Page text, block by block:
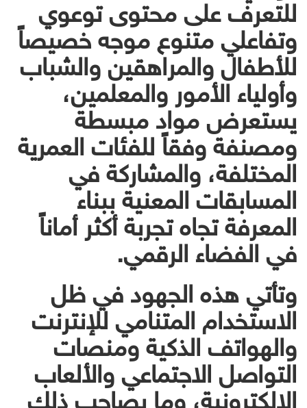
للتعرف على محتوى توعوي
وتفاعلي متنوع موجه خصيصاً
للأطفال والمراهقين والشباب
وأولياء الأمور والمعلمين،
يستعرض مواد مبسطة
ومصنفة وفقاً للفئات العمرية
المختلفة، والمشاركة في
المسابقات المعنية ببناء
المعرفة تجاه تجربة أكثر أماناً
في الفضاء الرقمي.
وتأتي هذه الجهود في ظل
الاستخدام المتنامي للإنترنت
والهواتف الذكية ومنصات
التواصل الاجتماعي والألعاب
الإلكترونية، وما يصاحب ذلك